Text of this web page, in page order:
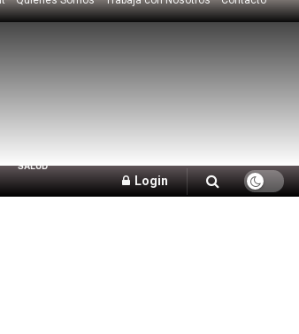
SALUD
Login